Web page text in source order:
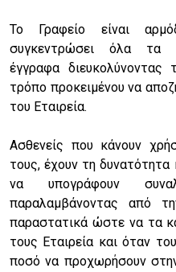
Το Γραφείο είναι
συγκεντρώσει όλα τα
έγγραφα
τρόπο προκειμένου να
του Εταιρεία.
Ασθενείς που κάνουν
τους, έχουν τη δυνατότητα
να υπογράφουν
παραλαμβάνοντας από
παραστατικά ώστε να τα
τους Εταιρεία και όταν
ποσό να προχωρήσουν